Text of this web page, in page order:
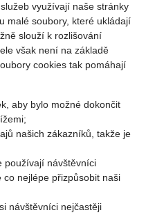
využívají naše stránky
malé soubory, které ukládají
slouží k rozlišování
však není na základě
cookies tak pomáhají
aby bylo možné dokončit
našich zákazníků, takže je
používají návštěvníci
nejlépe přizpůsobit naši
návštěvníci nejčastěji